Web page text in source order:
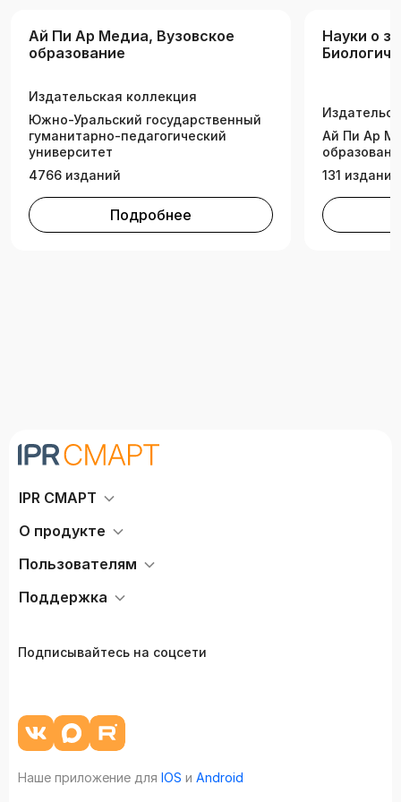
Ай Пи Ар Медиа, Вузовское
образование
Издательская коллекция
Южно-Уральский государственный
гуманитарно-педагогический
университет
4766 изданий
Подробнее
Науки о
Ай Пи Ар
131 издание
IPR СМАРТ
О продукте
Пользователям
Поддержка
Подписывайтесь на соцсети
Наше приложение для IOS и Android